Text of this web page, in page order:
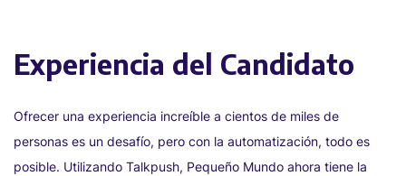
Experiencia del Candidato
Ofrecer una experiencia increíble a cientos de miles de
personas es un desafío, pero con la automatización, todo es
posible. Utilizando Talkpush, Pequeño Mundo ahora tiene la